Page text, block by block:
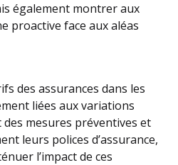
également montrer aux
proactive face aux aléas
des assurances dans les
liées aux variations
mesures préventives et
leurs polices d’assurance,
l’impact de ces